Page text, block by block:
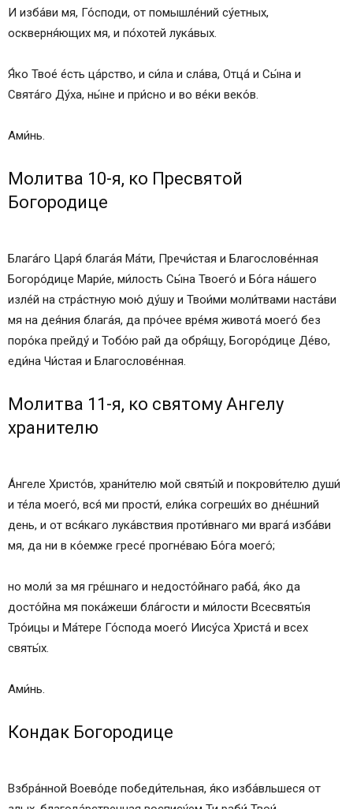
И изба́ви мя, Го́споди, от помышле́ний су́етных,
оскверня́ющих мя, и по́хотей лука́вых.
Я́ко Твое́ е́сть ца́рство, и си́ла и сла́ва, Отца́ и Сы́на и
Свята́го Ду́ха, ны́не и при́сно и во ве́ки веко́в.
Ами́нь.
Молитва 10-я, ко Пресвятой
Богородице
Блага́го Царя́ блага́я Ма́ти, Пречи́стая и Благослове́нная
Богоро́дице Мари́е, ми́лость Сы́на Твоего́ и Бо́га на́шего
изле́й на стра́стную мою́ ду́шу и Твои́ми моли́твами наста́ви
мя на дея́ния блага́я, да про́чее вре́мя живота́ моего́ без
поро́ка прейду́ и Тобо́ю рай да обря́щу, Богоро́дице Де́во,
еди́на Чи́стая и Благослове́нная.
Молитва 11-я, ко святому Ангелу
хранителю
А́нгеле Христо́в, храни́телю мой святы́й и покрови́телю души́
и те́ла моего́, вся́ ми прости́, ели́ка согреши́х во дне́шний
день, и от вся́каго лука́вствия проти́внаго ми врага́ изба́ви
мя, да ни в ко́емже гресе́ прогне́ваю Бо́га моего́;
но моли́ за мя гре́шнаго и недосто́йнаго раба́, я́ко да
досто́йна мя пока́жеши бла́гости и ми́лости Всесвяты́я
Тро́ицы и Ма́тере Го́спода моего́ Иису́са Христа́ и всех
святы́х.
Ами́нь.
Кондак Богородице
Взбра́нной Воево́де победи́тельная, я́ко изба́вльшеся от